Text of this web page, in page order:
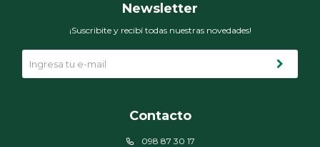
Contacto
098 87 30 17
Newsletter
¡Suscribite y recibí todas nuestras novedades!